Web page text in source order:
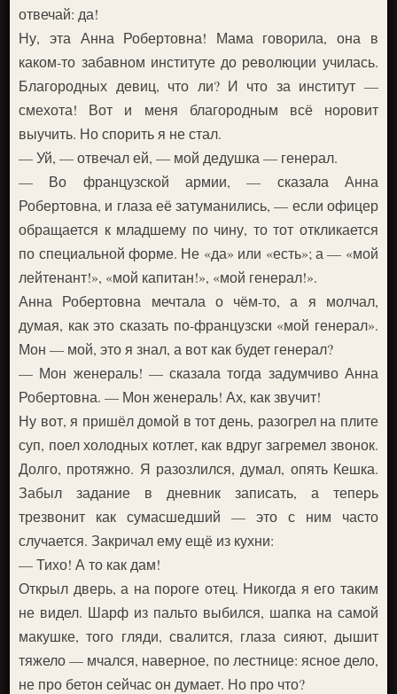
отвечай: да!
Ну, эта Анна Робертовна! Мама говорила, она в
каком-то забавном институте до революции училась.
Благородных девиц, что ли? И что за институт —
смехота! Вот и меня благородным всё норовит
выучить. Но спорить я не стал.
— Уй, — отвечал ей, — мой дедушка — генерал.
— Во французской армии, — сказала Анна
Робертовна, и глаза её затуманились, — если офицер
обращается к младшему по чину, то тот откликается
по специальной форме. Не «да» или «есть»; а — «мой
лейтенант!», «мой капитан!», «мой генерал!».
Анна Робертовна мечтала о чём-то, а я молчал,
думая, как это сказать по-французски «мой генерал».
Мон — мой, это я знал, а вот как будет генерал?
— Мон женераль! — сказала тогда задумчиво Анна
Робертовна. — Мон женераль! Ах, как звучит!
Ну вот, я пришёл домой в тот день, разогрел на плите
суп, поел холодных котлет, как вдруг загремел звонок.
Долго, протяжно. Я разозлился, думал, опять Кешка.
Забыл задание в дневник записать, а теперь
трезвонит как сумасшедший — это с ним часто
случается. Закричал ему ещё из кухни:
— Тихо! А то как дам!
Открыл дверь, а на пороге отец. Никогда я его таким
не видел. Шарф из пальто выбился, шапка на самой
макушке, того гляди, свалится, глаза сияют, дышит
тяжело — мчался, наверное, по лестнице: ясное дело,
не про бетон сейчас он думает. Но про что?